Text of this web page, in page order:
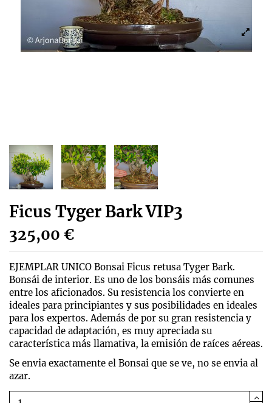
Ficus Tyger Bark VIP3
325,00 €
EJEMPLAR UNICO Bonsai Ficus retusa Tyger Bark.
Bonsái de interior. Es uno de los bonsáis más comunes
entre los aficionados. Su resistencia los convierte en
ideales para principiantes y sus posibilidades en ideales
para los expertos. Además de por su gran resistencia y
capacidad de adaptación, es muy apreciada su
característica más llamativa, la emisión de raíces aéreas.
Se envia exactamente el Bonsai que se ve, no se envia al
azar.